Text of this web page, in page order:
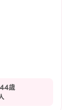
歳